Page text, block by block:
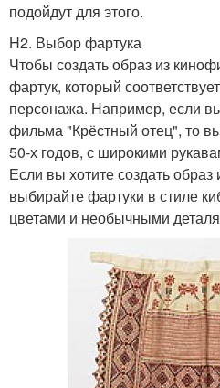
подойдут для этого.
H2. Выбор фартука
Чтобы создать образ из
фартук, который
персонажа. Например, если
фильма "Крёстный отец", то
50-х годов, с широкими
Если вы хотите создать
выбирайте фартуки в стиле
цветами и необычными